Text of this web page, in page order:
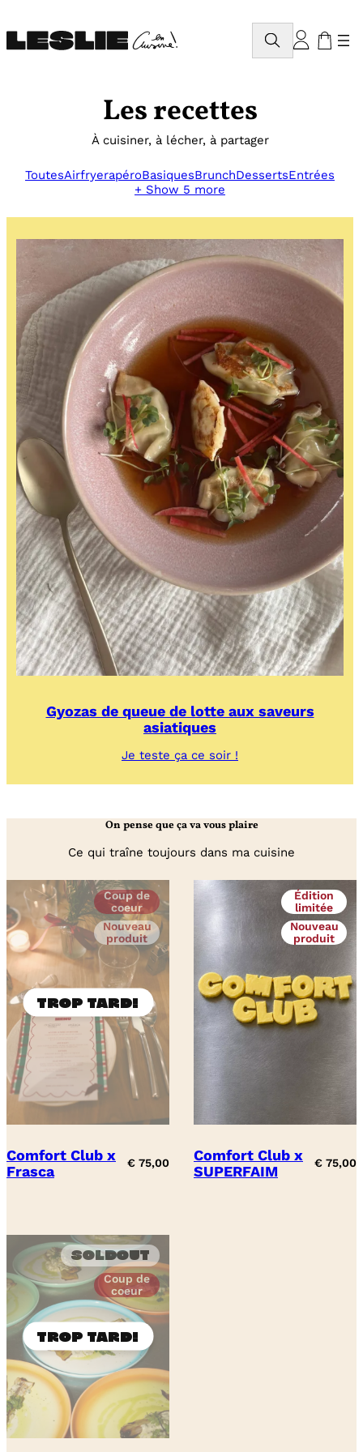
au
contenu
Rechercher
Les recettes
À cuisiner, à lécher, à partager
ToutesAirfryerapéroBasiquesBrunchDessertsEntrées
+ Show 5 more
Gyozas de queue de lotte aux saveurs
asiatiques
Je teste ça ce soir !
de
lotte
saveurs
On pense que ça va vous plaire
Ce qui traîne toujours dans ma cuisine
Coup de
coeur
Nouveau
produit
Comfort Club x
Frasca
€ 75,00
Édition
limitée
Nouveau
produit
Comfort Club x
SUPERFAIM
€ 75,00
Soldout
Coup de
coeur